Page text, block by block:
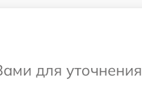
для уточнения